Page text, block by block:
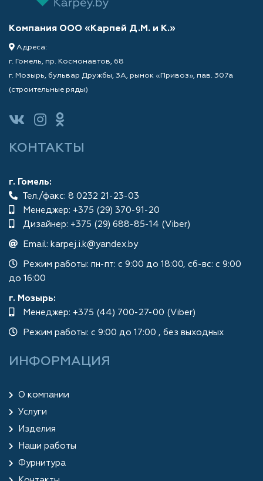
Компания ООО «Карпей Д.М. и К.»
Адреса:
г. Гомель, пр. Космонавтов, 68
г. Мозырь, бульвар Дружбы, 3А, рынок «Привоз», пав. 307а
(строительные ряды)
КОНТАКТЫ
г. Гомель:
Тел./факс: 8 0232 21-23-03
Менеджер: +375 (29) 370-91-20
Дизайнер: +375 (29) 688-85-14 (Viber)
Email: karpej.i.k@yandex.by
Режим работы: пн-пт: с 9:00 до 18:00, сб-вс: с 9:00
до 16:00
г. Мозырь:
Менеджер: +375 (44) 700-27-00 (Viber)
Режим работы: с 9:00 до 17:00 , без выходных
ИНФОРМАЦИЯ
О компании
Услуги
Изделия
Наши работы
Фурнитура